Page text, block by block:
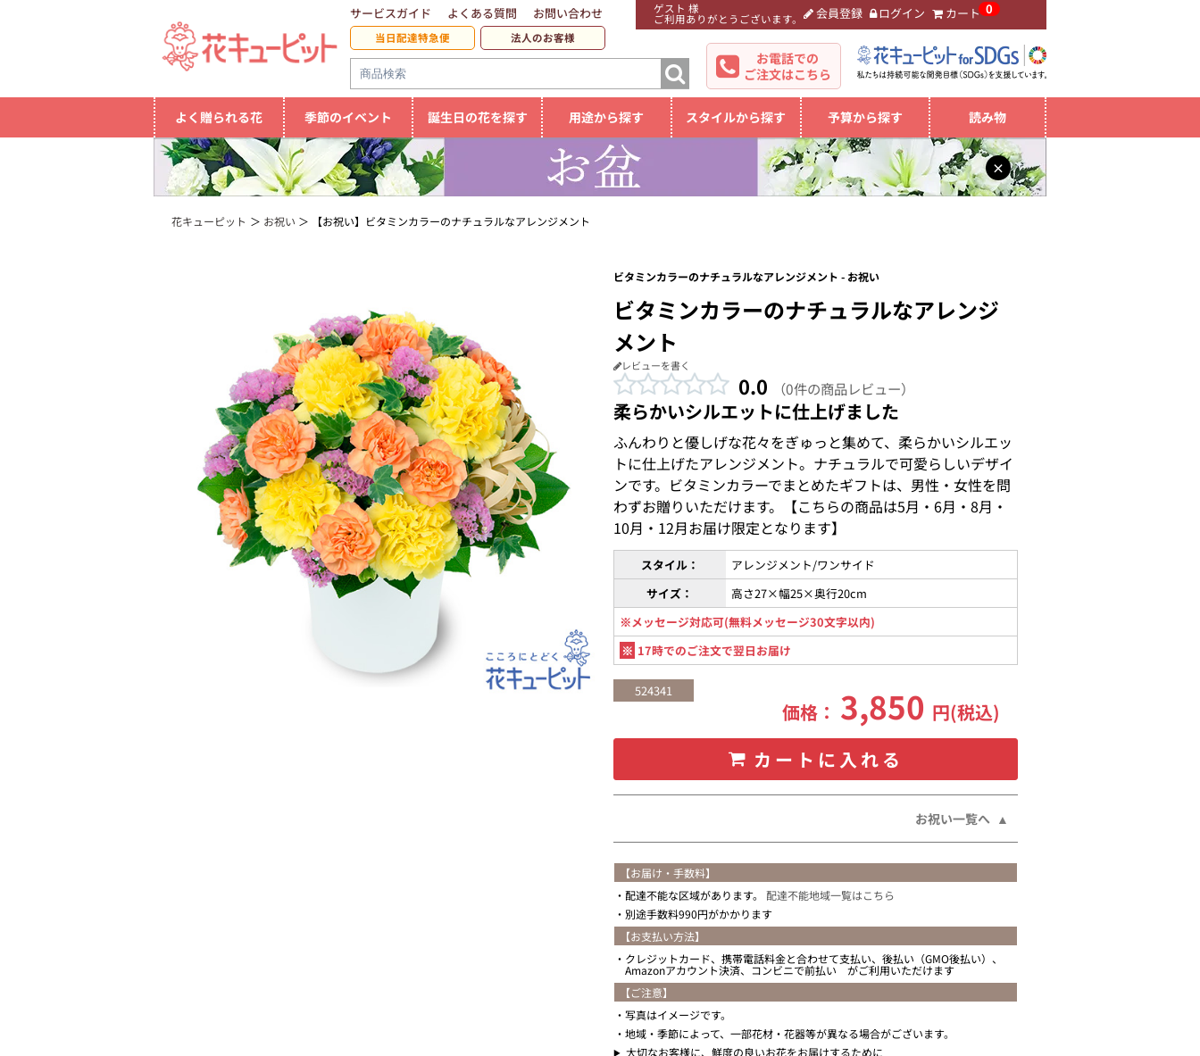
ゲスト 様
ご利用ありがとうございます。 会員登録 ログイン カート 0
サービスガイド よくある質問 お問い合わせ
当日配達特急便 法人のお客様
お電話での
ご注文はこちら
よく贈られる花 季節のイベント 誕生日の花を探す 用途から探す スタイルから探す 予算から探す 読み物
×
花キューピット お祝い 【お祝い】ビタミンカラーのナチュラルなアレンジメント
ビタミンカラーのナチュラルなアレンジメント - お祝い
ビタミンカラーのナチュラルなアレンジ
メント
レビューを書く
0.0 （0件の商品レビュー）
柔らかいシルエットに仕上げました
ふんわりと優しげな花々をぎゅっと集めて、柔らかいシルエッ
トに仕上げたアレンジメント。ナチュラルで可愛らしいデザイ
ンです。ビタミンカラーでまとめたギフトは、男性・女性を問
わずお贈りいただけます。【こちらの商品は5月・6月・8月・
10月・12月お届け限定となります】
スタイル：
アレンジメント/ワンサイド
サイズ：
高さ27×幅25×奥行20cm
※メッセージ対応可(無料メッセージ30文字以内)
※ 17時でのご注文で翌日お届け
524341
価格： 3,850 円(税込)
カートに入れる
お祝い一覧へ
【お届け・手数料】
配達不能な区域があります。 配達不能地域一覧はこちら
別途手数料990円がかかります
【お支払い方法】
クレジットカード、携帯電話料金と合わせて支払い、後払い（GMO後払い）、
Amazonアカウント決済、コンビニで前払い がご利用いただけます
【ご注意】
写真はイメージです。
地域・季節によって、一部花材・花器等が異なる場合がございます。
大切なお客様に、鮮度の良いお花をお届けするために